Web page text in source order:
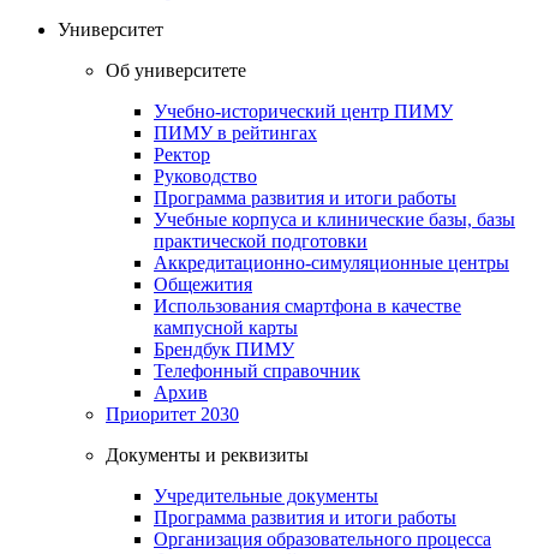
Университет
Об университете
Учебно-исторический центр ПИМУ
ПИМУ в рейтингах
Ректор
Руководство
Программа развития и итоги работы
Учебные корпуса и клинические базы, базы
практической подготовки
Аккредитационно-симуляционные центры
Общежития
Использования смартфона в качестве
кампусной карты
Брендбук ПИМУ
Телефонный справочник
Архив
Приоритет 2030
Документы и реквизиты
Учредительные документы
Программа развития и итоги работы
Организация образовательного процесса